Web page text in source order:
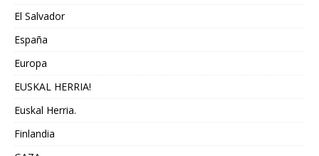
El Salvador
España
Europa
EUSKAL HERRIA!
Euskal Herria.
Finlandia